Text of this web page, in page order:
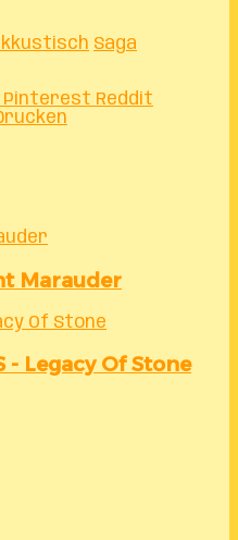
Saga
Pinterest Reddit
Marauder
Of Stone
- Legacy Of Stone